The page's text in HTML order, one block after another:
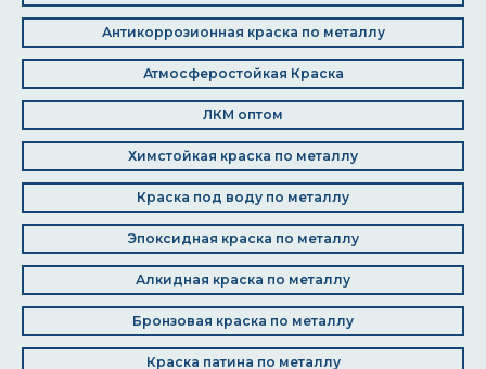
Антикоррозионная краска по металлу
Атмосферостойкая Краска
ЛКМ оптом
Химстойкая краска по металлу
Краска под воду по металлу
Эпоксидная краска по металлу
Алкидная краска по металлу
Бронзовая краска по металлу
Краска патина по металлу